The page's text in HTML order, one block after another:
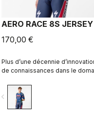
AERO RACE 8S JERSEY
170,00 €
Plus d’une décennie
de connaissances dans le
rapide l’est désormais encore